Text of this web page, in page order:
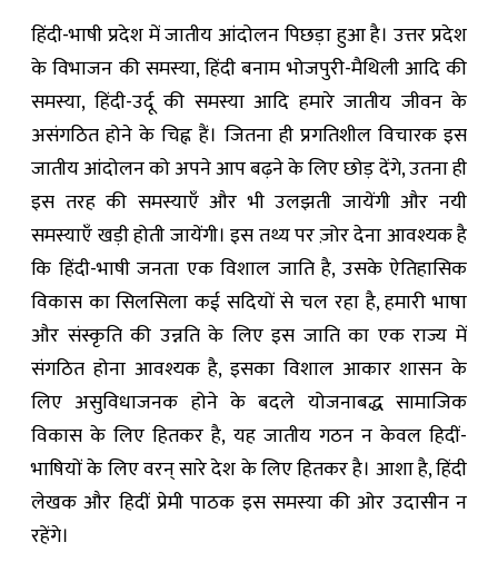
हिंदी-भाषी प्रदेश में जातीय आंदोलन पिछड़ा हुआ है। उत्तर प्रदेश
के विभाजन की समस्या, हिंदी बनाम भोजपुरी-मैथिली आदि की
समस्या, हिंदी-उर्दू की समस्या आदि हमारे जातीय जीवन के
असंगठित होने के चिह्न हैं। जितना ही प्रगतिशील विचारक इस
जातीय आंदोलन को अपने आप बढ़ने के लिए छोड़ देंगे, उतना ही
इस तरह की समस्याएँ और भी उलझती जायेंगी और नयी
समस्याएँ खड़ी होती जायेंगी। इस तथ्य पर ज़ोर देना आवश्यक है
कि हिंदी-भाषी जनता एक विशाल जाति है, उसके ऐतिहासिक
विकास का सिलसिला कई सदियों से चल रहा है, हमारी भाषा
और संस्कृति की उन्नति के लिए इस जाति का एक राज्य में
संगठित होना आवश्यक है, इसका विशाल आकार शासन के
लिए असुविधाजनक होने के बदले योजनाबद्ध सामाजिक
विकास के लिए हितकर है, यह जातीय गठन न केवल हिदीं-
भाषियों के लिए वरन् सारे देश के लिए हितकर है। आशा है, हिंदी
लेखक और हिदीं प्रेमी पाठक इस समस्या की ओर उदासीन न
रहेंगे।